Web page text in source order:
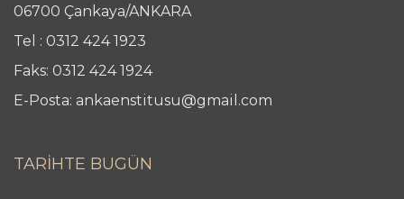
06700 Çankaya/ANKARA
Tel : 0312 424 1923
Faks: 0312 424 1924
E-Posta: ankaenstitusu@gmail.com
TARİHTE BUGÜN